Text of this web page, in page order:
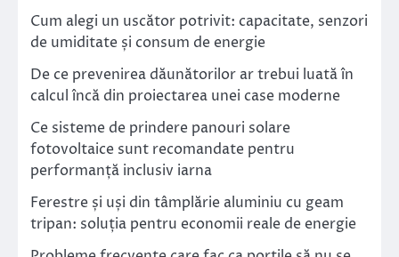
Cum alegi un uscător potrivit: capacitate, senzori
de umiditate și consum de energie
De ce prevenirea dăunătorilor ar trebui luată în
calcul încă din proiectarea unei case moderne
Ce sisteme de prindere panouri solare
fotovoltaice sunt recomandate pentru
performanță inclusiv iarna
Ferestre și uși din tâmplărie aluminiu cu geam
tripan: soluția pentru economii reale de energie